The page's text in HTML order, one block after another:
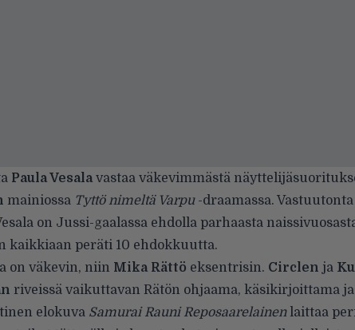
Paula Vesalavastaa väkevimmästä
mainiossa Tyttö nimeltä Varpu-draamassa.
on Jussi-gaalassa ehdolla parhaasta
kaikkiaan peräti 10 ehdokkuutta.
on väkevin, niin Mika Rättö eksentrisin. Circlen ja
riveissä vaikuttavan Rätön ohjaama, käsikirjoittama
elokuva Samurai Rauni Reposaarelainenlaittaa